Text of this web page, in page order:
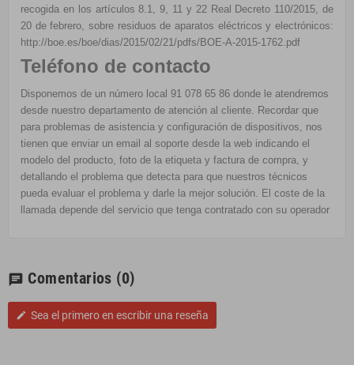
recogida en los artículos 8.1, 9, 11 y 22 Real Decreto 110/2015, de
20 de febrero, sobre residuos de aparatos eléctricos y electrónicos:
http://boe.es/boe/dias/2015/02/21/pdfs/BOE-A-2015-1762.pdf
Teléfono de contacto
Disponemos de un número local 91 078 65 86 donde le atendremos
desde nuestro departamento de atención al cliente. Recordar que
para problemas de asistencia y configuración de dispositivos, nos
tienen que enviar un email al soporte desde la web indicando el
modelo del producto, foto de la etiqueta y factura de compra, y
detallando el problema que detecta para que nuestros técnicos
pueda evaluar el problema y darle la mejor solución. El coste de la
llamada depende del servicio que tenga contratado con su operador
chat Comentarios (0)
edit Sea el primero en escribir una reseña